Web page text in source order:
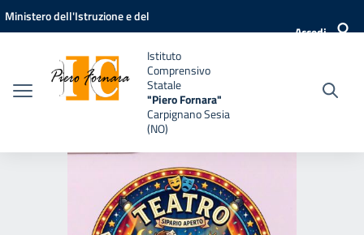
Vai ai contenuti
Vai al menu di navigazione
Vai al footer
Ministero dell'Istruzione e del
Accedi
Istituto
Comprensivo
Statale
"Piero Fornara"
Carpignano Sesia
(NO)